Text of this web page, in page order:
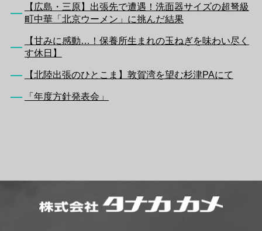
【広島・三原】出張先で遭遇！洗面器サイズの超弩級
町中華「北京ウーメン」に挑んだ結果
【甘みに感動…！保養所生まれの玉ねぎを味わい尽く
す休日】
【北陸出張のひとこま】敦賀湾を望む杉津PAにて
「年度方針発表会」